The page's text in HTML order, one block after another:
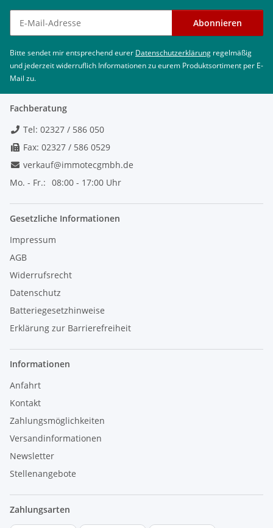
Newsletter abonnieren Abonnieren
Bitte sendet mir entsprechend eurer Datenschutzerklärung regelmäßig
und jederzeit widerruflich Informationen zu eurem Produktsortiment per E-
Mail zu.
Fachberatung
Tel: 02327 / 586 050
Fax: 02327 / 586 0529
verkauf@immotecgmbh.de
Mo. - Fr.: 08:00 - 17:00 Uhr
Gesetzliche Informationen
Impressum
AGB
Widerrufsrecht
Datenschutz
Batteriegesetzhinweise
Erklärung zur Barrierefreiheit
Informationen
Anfahrt
Kontakt
Zahlungsmöglichkeiten
Versandinformationen
Newsletter
Stellenangebote
Zahlungsarten